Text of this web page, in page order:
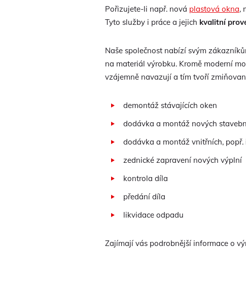
Pořizujete-li např. nová plastová okna,
Tyto služby i práce a jejich kvalitní
Naše společnost nabízí svým
na materiál výrobku. Kromě moderní
vzájemně navazují a tím tvoří
demontáž stávajících oken
dodávka a montáž nových
dodávka a montáž vnitřních, popř.
zednické zapravení nových výplní
kontrola díla
předání díla
likvidace odpadu
Zajímají vás podrobnější informace o